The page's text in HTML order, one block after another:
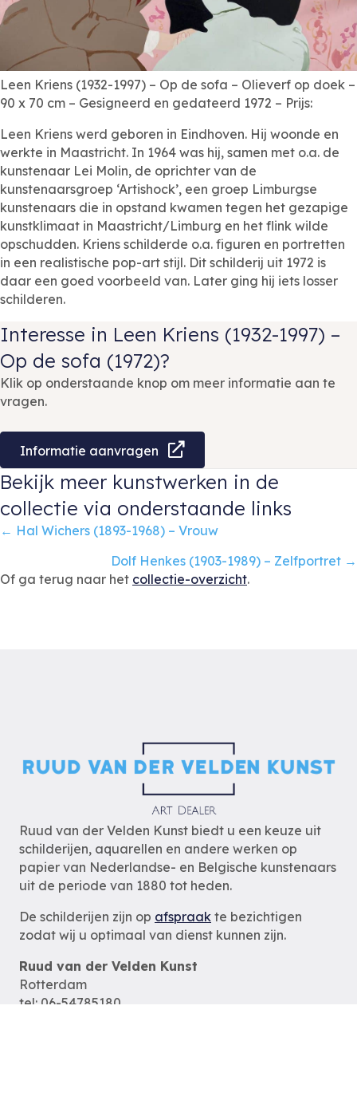
Leen Kriens (1932-1997) – Op de sofa – Olieverf op doek –
90 x 70 cm – Gesigneerd en gedateerd 1972 – Prijs:
Leen Kriens werd geboren in Eindhoven. Hij woonde en
werkte in Maastricht. In 1964 was hij, samen met o.a. de
kunstenaar Lei Molin, de oprichter van de
kunstenaarsgroep ‘Artishock’, een groep Limburgse
kunstenaars die in opstand kwamen tegen het gezapige
kunstklimaat in Maastricht/Limburg en het flink wilde
opschudden. Kriens schilderde o.a. figuren en portretten
in een realistische pop-art stijl. Dit schilderij uit 1972 is
daar een goed voorbeeld van. Later ging hij iets losser
schilderen.
Interesse in Leen Kriens (1932-1997) –
Op de sofa (1972)?
Klik op onderstaande knop om meer informatie aan te
vragen.
Informatie aanvragen
Bekijk meer kunstwerken in de
collectie via onderstaande links
Posts
← Hal Wichers (1893-1968) – Vrouw
Dolf Henkes (1903-1989) – Zelfportret →
Of ga terug naar het collectie-overzicht.
Ruud van der Velden Kunst biedt u een keuze uit
schilderijen, aquarellen en andere werken op
papier van Nederlandse- en Belgische kunstenaars
uit de periode van 1880 tot heden.
De schilderijen zijn op afspraak te bezichtigen
zodat wij u optimaal van dienst kunnen zijn.
Ruud van der Velden Kunst
Rotterdam
tel: 06-54785180